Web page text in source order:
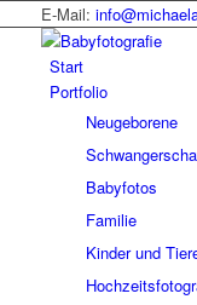
E-Mail:
Start
Portfolio
Neugeborene
Babyfotos
Familie
Kinder und